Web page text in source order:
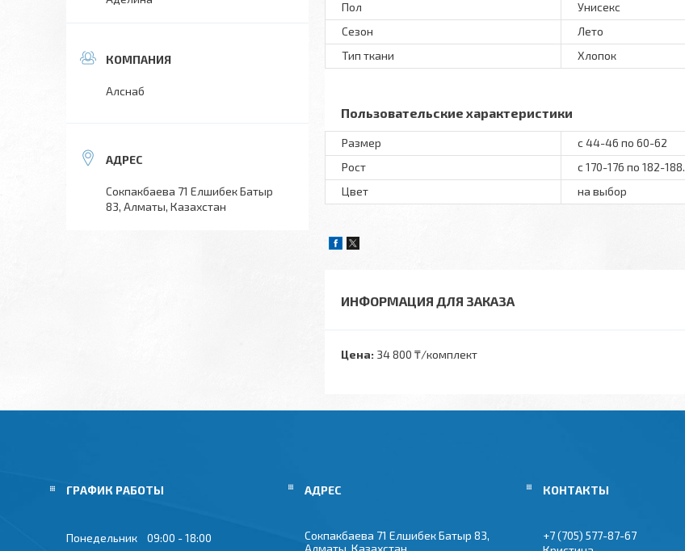
Пол
Унисекс
Сезон
Лето
Тип ткани
Хлопок
Пользовательские характеристики
Размер
с 44-46 по 60-62
Рост
с 170-176 по 182-188.
Цвет
на выбор
ИНФОРМАЦИЯ ДЛЯ ЗАКАЗА
Цена: 34 800 ₸/комплект
Алснаб
Сокпакбаева 71 Елшибек Батыр
83, Алматы, Казахстан
ГРАФИК РАБОТЫ
Понедельник 09:00 18:00
Сокпакбаева 71 Елшибек Батыр 83,
Алматы, Казахстан
+7 (705) 577-87-67